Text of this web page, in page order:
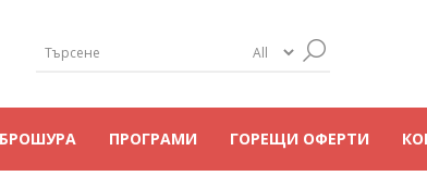
БРОШУРА ПРОГРАМИ ГОРЕЩИ ОФЕРТИ